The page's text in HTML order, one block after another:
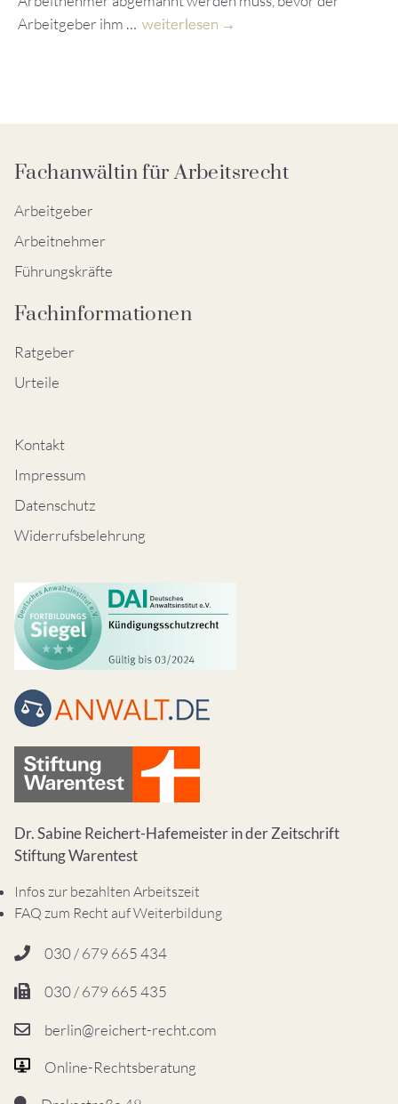
Arbeitgeber ihm … weiterlesen
Fachanwältin für Arbeitsrecht
Arbeitgeber
Arbeitnehmer
Führungskräfte
Fachinformationen
Ratgeber
Urteile
Kontakt
Impressum
Datenschutz
Widerrufsbelehrung
Dr. Sabine Reichert-Hafemeister in der Zeitschrift
Stiftung Warentest
Infos zur bezahlten Arbeitszeit
FAQ zum Recht auf Weiterbildung
030 / 679 665 434
030 / 679 665 435
berlin@reichert-recht.com
Online-Rechtsberatung